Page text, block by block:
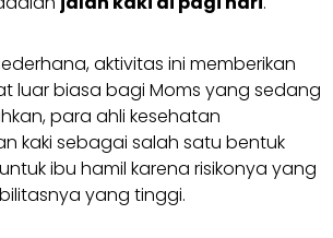
aktivitas ini memberikan
luar biasa bagi Moms yang sedang
para ahli kesehatan
kaki sebagai salah satu bentuk
ibu hamil karena risikonya yang
yang tinggi.